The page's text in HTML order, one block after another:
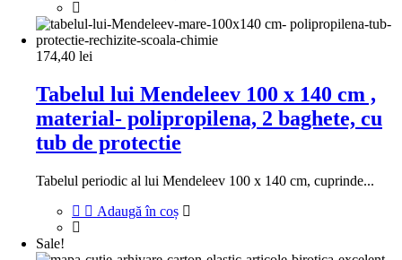
174,40 lei
Tabelul lui Mendeleev 100 x 140 cm ,
material- polipropilena, 2 baghete, cu
tub de protectie
Tabelul periodic al lui Mendeleev 100 x 140 cm, cuprinde...
Adaugă în coș
Sale!